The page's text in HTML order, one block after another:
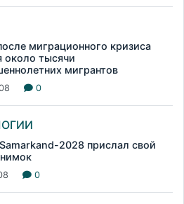
миграционного кризиса
около тысячи
мигрантов
0
2028 прислал свой
0